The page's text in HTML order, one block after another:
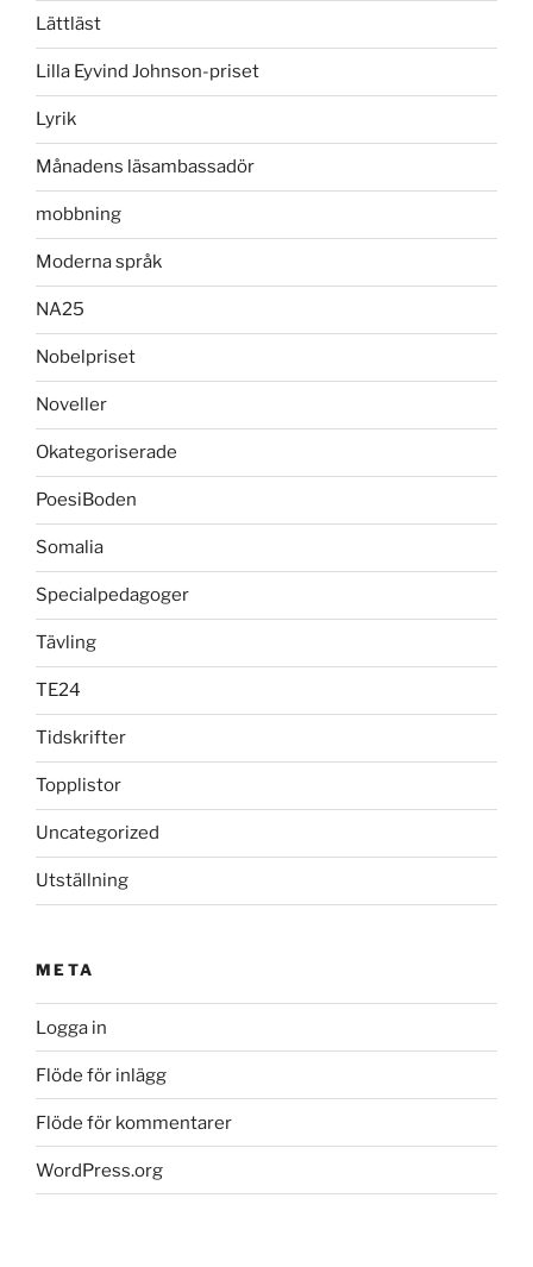
Lättläst
Lilla Eyvind Johnson-priset
Lyrik
Månadens läsambassadör
mobbning
Moderna språk
NA25
Nobelpriset
Noveller
Okategoriserade
PoesiBoden
Somalia
Specialpedagoger
Tävling
TE24
Tidskrifter
Topplistor
Uncategorized
Utställning
META
Logga in
Flöde för inlägg
Flöde för kommentarer
WordPress.org